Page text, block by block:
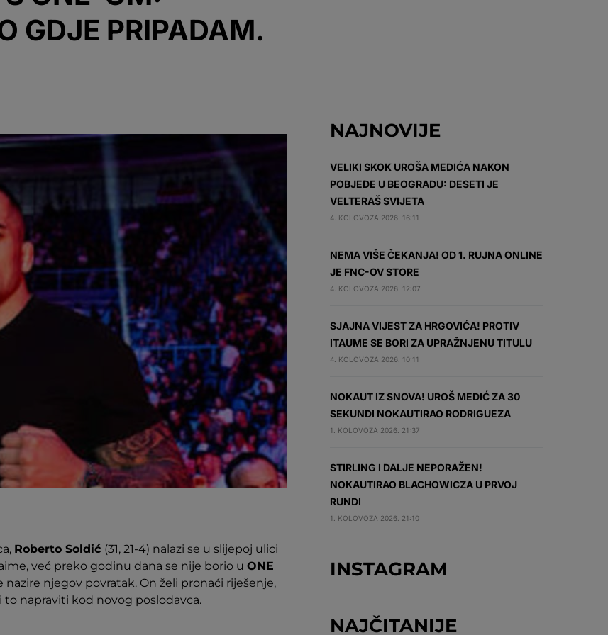
GDJE PRIPADAM.
Roberto Soldić (31, 21-4) nalazi se u slijepoj ulici
već preko godinu dana se nije borio u ONE
nazire njegov povratak. On želi pronaći riješenje,
to napraviti kod novog poslodavca.
NAJNOVIJE
VELIKI SKOK UROŠA MEDIĆA NAKON
POBJEDE U BEOGRADU: DESETI JE
VELTERAŠ SVIJETA
4. KOLOVOZA 2026. 16:11
NEMA VIŠE ČEKANJA! OD 1. RUJNA ONLINE
JE FNC-OV STORE
4. KOLOVOZA 2026. 12:07
SJAJNA VIJEST ZA HRGOVIĆA! PROTIV
ITAUME SE BORI ZA UPRAŽNJENU TITULU
4. KOLOVOZA 2026. 10:11
NOKAUT IZ SNOVA! UROŠ MEDIĆ ZA 30
SEKUNDI NOKAUTIRAO RODRIGUEZA
1. KOLOVOZA 2026. 21:37
STIRLING I DALJE NEPORAŽEN!
NOKAUTIRAO BLACHOWICZA U PRVOJ
RUNDI
1. KOLOVOZA 2026. 21:10
INSTAGRAM
NAJČITANIJE